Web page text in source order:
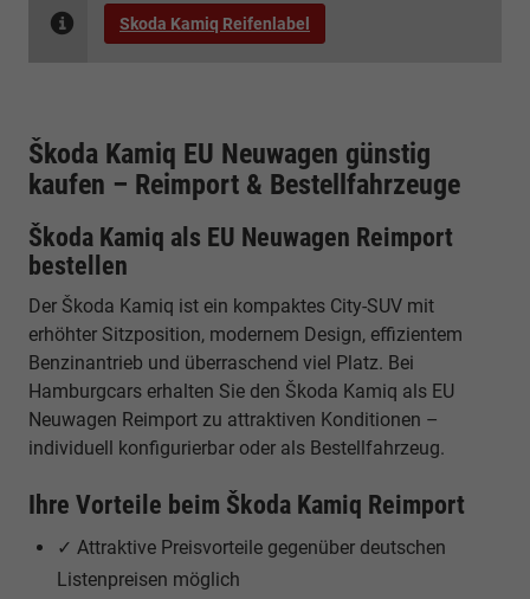
Skoda Kamiq Reifenlabel
Škoda Kamiq EU Neuwagen günstig
kaufen – Reimport & Bestellfahrzeuge
Škoda Kamiq als EU Neuwagen Reimport
bestellen
Der Škoda Kamiq ist ein kompaktes City-SUV mit
erhöhter Sitzposition, modernem Design, effizientem
Benzinantrieb und überraschend viel Platz. Bei
Hamburgcars erhalten Sie den Škoda Kamiq als EU
Neuwagen Reimport zu attraktiven Konditionen –
individuell konfigurierbar oder als Bestellfahrzeug.
Ihre Vorteile beim Škoda Kamiq Reimport
✓ Attraktive Preisvorteile gegenüber deutschen
Listenpreisen möglich